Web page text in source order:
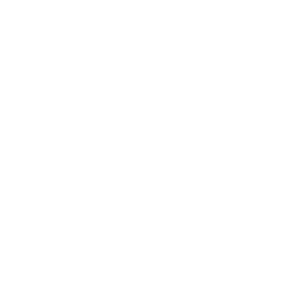
мг/сут, при КК 10-30 мл/мин - 2.5-5 мг/
от клинического эффекта и
ХСН начальная доза лизиноприла
для того, чтобы оценить
в 3-5 дней до 5-10-20 мг/сут. Не
доза лизиноприла у пациентов
с ней нарушения функции почек.
24 ч после острого инфаркта
следует оценить
до 5 мг, при необходимости - до
применение лизиноприла необходимо
повышают до 20 мг/сут до